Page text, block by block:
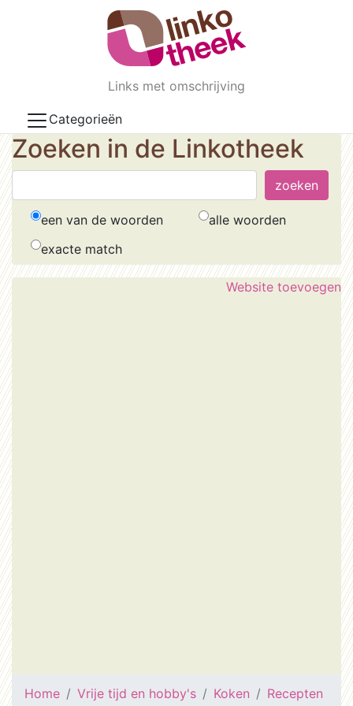
Skip to main content
Links met omschrijving
Categorieën
Zoeken in de Linkotheek
een van de woorden
alle woorden
exacte match
Website toevoegen
Home Vrije tijd en hobby's Koken
Recepten